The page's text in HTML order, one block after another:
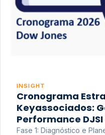
INSIGHT
Cronograma
Keyassociados:
Performance DJSI
Fase 1: Diagnóstico e